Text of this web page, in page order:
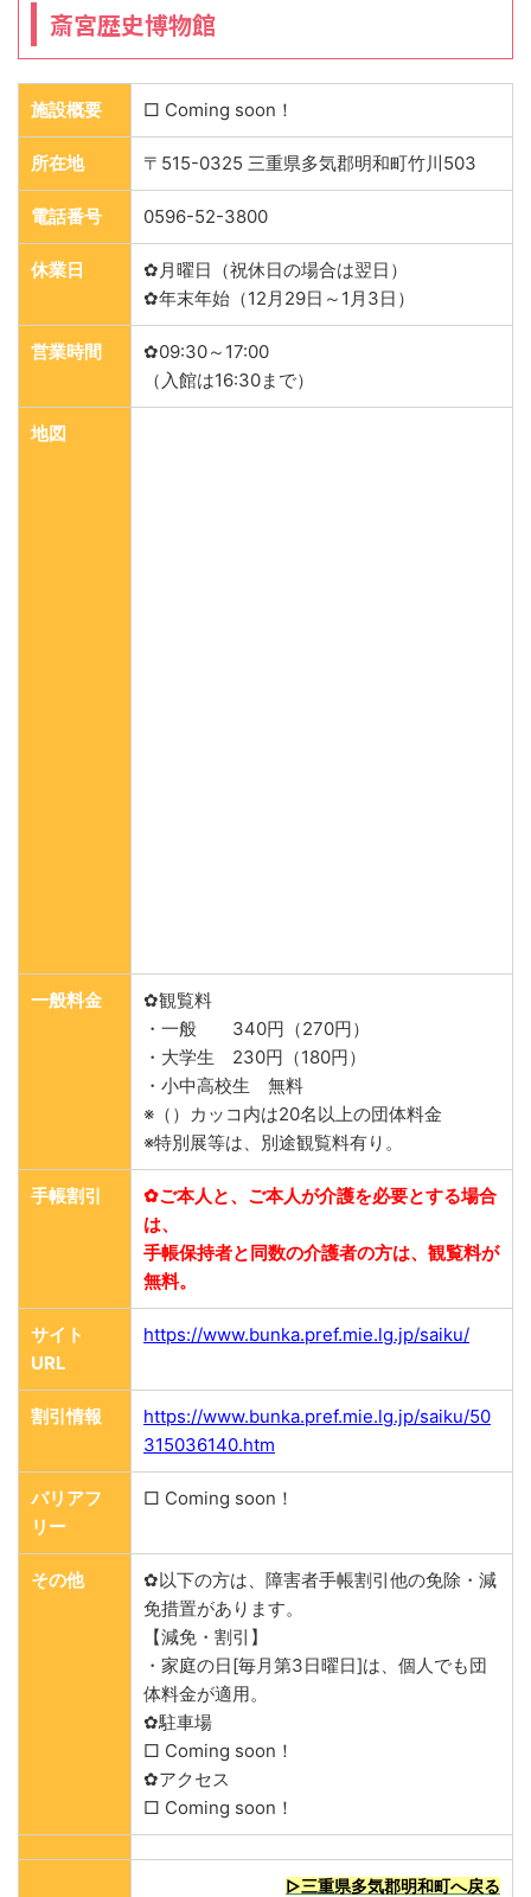
斎宮歴史博物館
施設概要 □ Coming soon！
所在地 〒515-0325 三重県多気郡明和町竹川503
電話番号 0596-52-3800
休業日
✿月曜日（祝休日の場合は翌日）
✿年末年始（12月29日～1月3日）
営業時間
✿09:30～17:00
（入館は16:30まで）
地図
一般料金
✿観覧料
・一般 340円（270円）
・大学生 230円（180円）
・小中高校生 無料
※（）カッコ内は20名以上の団体料金
※特別展等は、別途観覧料有り。
手帳割引
✿ご本人と、ご本人が介護を必要とする場合
は、
手帳保持者と同数の介護者の方は、観覧料が
無料。
サイト
URL
https://www.bunka.pref.mie.lg.jp/saiku/
割引情報
https://www.bunka.pref.mie.lg.jp/saiku/50
315036140.htm
バリアフ
リー
□ Coming soon！
その他
✿以下の方は、障害者手帳割引他の免除・減
免措置があります。
【減免・割引】
・家庭の日[毎月第3日曜日]は、個人でも団
体料金が適用。
✿駐車場
□ Coming soon！
✿アクセス
□ Coming soon！
▷三重県多気郡明和町へ戻る